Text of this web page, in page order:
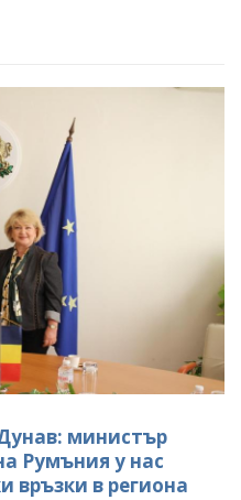
министър
Румъния у нас
връзки в региона